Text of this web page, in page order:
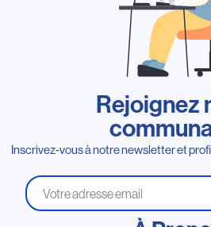
Rejoignez
Inscrivez-vous à notre newsletter et